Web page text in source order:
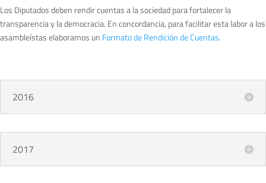
Los Diputados deben rendir cuentas a la sociedad para fortalecer la
transparencia y la democracia. En concordancia, para facilitar esta labor a los
asambleístas elaboramos un Formato de Rendición de Cuentas.
2016
2017